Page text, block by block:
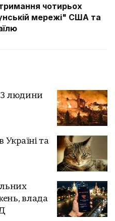
чотирьох
мережі" США та
3 людини
та
влада